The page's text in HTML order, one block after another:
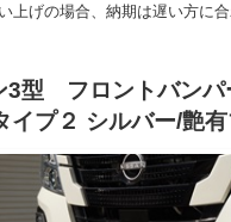
上げの場合、納期は遅い方に
3型 フロントバンパ
イプ２ シルバー/艶